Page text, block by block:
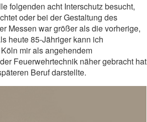
folgenden acht Interschutz besucht,
oder bei der Gestaltung des
Messen war größer als die vorherige,
heute 85-Jähriger kann ich
mir als angehendem
Feuerwehrtechnik näher gebracht hat
Beruf darstellte.